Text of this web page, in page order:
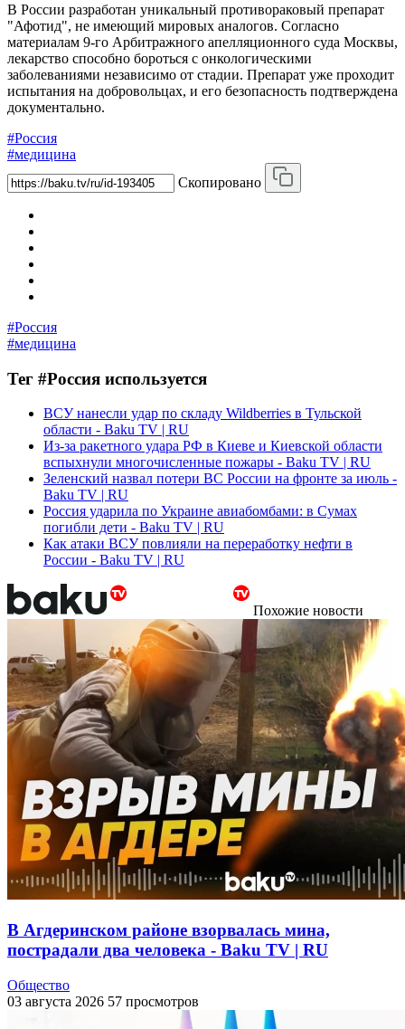
В России разработан уникальный противораковый препарат
"Афотид", не имеющий мировых аналогов. Согласно
материалам 9-го Арбитражного апелляционного суда Москвы,
лекарство способно бороться с онкологическими
заболеваниями независимо от стадии. Препарат уже проходит
испытания на добровольцах, и его безопасность подтверждена
документально.
#Россия
#медицина
Скопировано
#Россия
#медицина
Тег #Россия используется
ВСУ нанесли удар по складу Wildberries в Тульской
области - Baku TV | RU
Из-за ракетного удара РФ в Киеве и Киевской области
вспыхнули многочисленные пожары - Baku TV | RU
Зеленский назвал потери ВС России на фронте за июль -
Baku TV | RU
Россия ударила по Украине авиабомбами: в Сумах
погибли дети - Baku TV | RU
Как атаки ВСУ повлияли на переработку нефти в
России - Baku TV | RU
Похожие новости
В Агдеринском районе взорвалась мина,
пострадали два человека - Baku TV | RU
Общество
03 августа 2026 57 просмотров